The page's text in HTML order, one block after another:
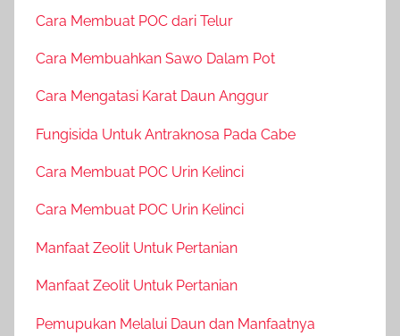
Cara Membuat POC dari Telur
Cara Membuahkan Sawo Dalam Pot
Cara Mengatasi Karat Daun Anggur
Fungisida Untuk Antraknosa Pada Cabe
Cara Membuat POC Urin Kelinci
Cara Membuat POC Urin Kelinci
Manfaat Zeolit Untuk Pertanian
Manfaat Zeolit Untuk Pertanian
Pemupukan Melalui Daun dan Manfaatnya